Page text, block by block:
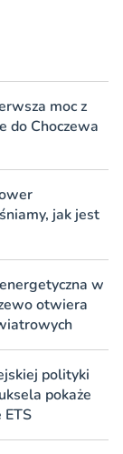
moc z
do Choczewa
jak jest
w
otwiera
polityki
pokaże